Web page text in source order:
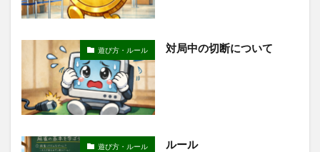
遊び方・ルール 対局中の切断について
遊び方・ルール ルール